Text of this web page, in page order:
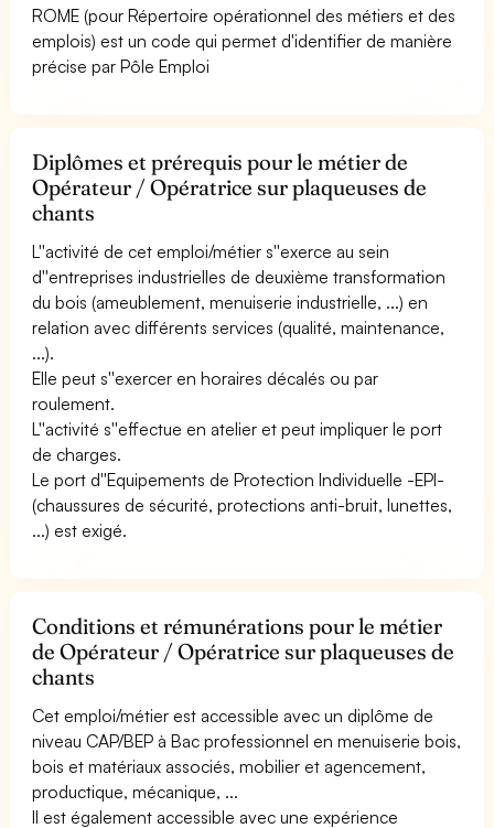
ROME (pour Répertoire opérationnel des métiers et des
emplois) est un code qui permet d'identifier de manière
précise par Pôle Emploi
Diplômes et prérequis pour le métier de
Opérateur / Opératrice sur plaqueuses de
chants
L''activité de cet emploi/métier s''exerce au sein
d''entreprises industrielles de deuxième transformation
du bois (ameublement, menuiserie industrielle, ...) en
relation avec différents services (qualité, maintenance,
...).
Elle peut s''exercer en horaires décalés ou par
roulement.
L''activité s''effectue en atelier et peut impliquer le port
de charges.
Le port d''Equipements de Protection Individuelle -EPI-
(chaussures de sécurité, protections anti-bruit, lunettes,
...) est exigé.
Conditions et rémunérations pour le métier
de Opérateur / Opératrice sur plaqueuses de
chants
Cet emploi/métier est accessible avec un diplôme de
niveau CAP/BEP à Bac professionnel en menuiserie bois,
bois et matériaux associés, mobilier et agencement,
productique, mécanique, ...
Il est également accessible avec une expérience